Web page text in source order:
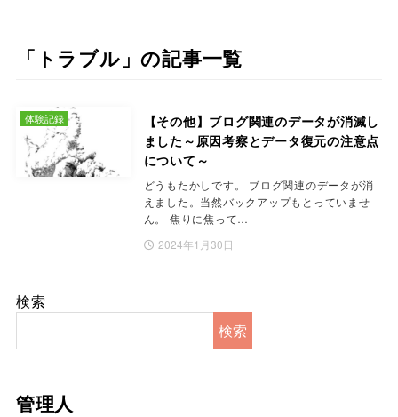
「トラブル」の記事一覧
【その他】ブログ関連のデータが消滅し
ました～原因考察とデータ復元の注意点
について～
どうもたかしです。 ブログ関連のデータが消
えました。当然バックアップもとっていませ
ん。 焦りに焦って…
2024年1月30日
体験記録
検索
検索
管理人